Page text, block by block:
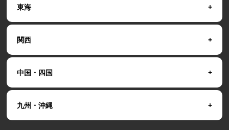
東海
関西
中国・四国
九州・沖縄